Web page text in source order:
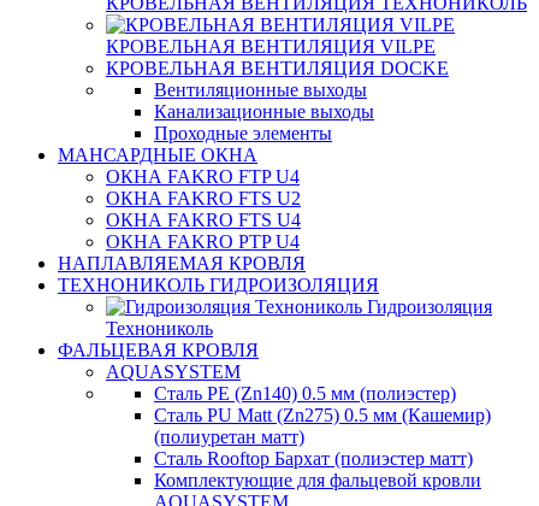
КРОВЕЛЬНАЯ ВЕНТИЛЯЦИЯ VILPE
КРОВЕЛЬНАЯ ВЕНТИЛЯЦИЯ DOCKE
Вентиляционные выходы
Канализационные выходы
Проходные элементы
МАНСАРДНЫЕ ОКНА
ОКНА FAKRO FTP U4
ОКНА FAKRO FTS U2
ОКНА FAKRO FTS U4
ОКНА FAKRO PTP U4
НАПЛАВЛЯЕМАЯ КРОВЛЯ
ТЕХНОНИКОЛЬ ГИДРОИЗОЛЯЦИЯ
Гидроизоляция
Технониколь
ФАЛЬЦЕВАЯ КРОВЛЯ
AQUASYSTEM
Сталь PE (Zn140) 0.5 мм (полиэстер)
Сталь PU Matt (Zn275) 0.5 мм (Кашемир)
(полиуретан матт)
Сталь Rooftop Бархат (полиэстер матт)
Комплектующие для фальцевой кровли
AQUASYSTEM